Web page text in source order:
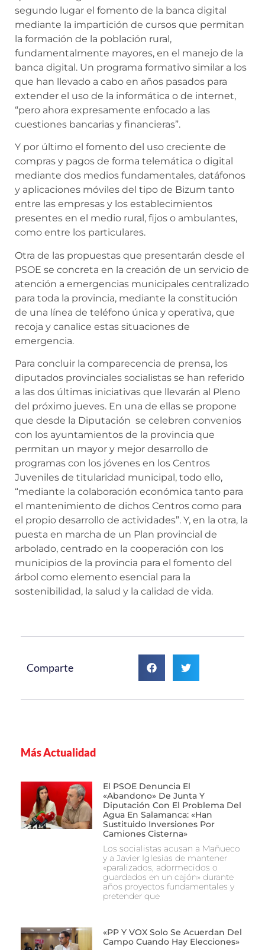
segundo lugar el fomento de la banca digital
mediante la impartición de cursos que permitan
la formación de la población rural,
fundamentalmente mayores, en el manejo de la
banca digital. Un programa formativo similar a los
que han llevado a cabo en años pasados para
extender el uso de la informática o de internet,
“pero ahora expresamente enfocado a las
cuestiones bancarias y financieras”.
Y por último el fomento del uso creciente de
compras y pagos de forma telemática o digital
mediante dos medios fundamentales, datáfonos
y aplicaciones móviles del tipo de Bizum tanto
entre las empresas y los establecimientos
presentes en el medio rural, fijos o ambulantes,
como entre los particulares.
Otra de las propuestas que presentarán desde el
PSOE se concreta en la creación de un servicio de
atención a emergencias municipales centralizado
para toda la provincia, mediante la constitución
de una línea de teléfono única y operativa, que
recoja y canalice estas situaciones de
emergencia.
Para concluir la comparecencia de prensa, los
diputados provinciales socialistas se han referido
a las dos últimas iniciativas que llevarán al Pleno
del próximo jueves. En una de ellas se propone
que desde la Diputación se celebren convenios
con los ayuntamientos de la provincia que
permitan un mayor y mejor desarrollo de
programas con los jóvenes en los Centros
Juveniles de titularidad municipal, todo ello,
“mediante la colaboración económica tanto para
el mantenimiento de dichos Centros como para
el propio desarrollo de actividades”. Y, en la otra, la
puesta en marcha de un Plan provincial de
arbolado, centrado en la cooperación con los
municipios de la provincia para el fomento del
árbol como elemento esencial para la
sostenibilidad, la salud y la calidad de vida.
Comparte
Más Actualidad
El PSOE Denuncia El
«abandono» De Junta Y
Diputación Con El Problema Del
Agua En Salamanca: «Han
Sustituido Inversiones Por
Camiones Cisterna»
Los socialistas acusan a Mañueco
y a Javier Iglesias de mantener
«paralizados, adormecidos o
guardados en un cajón» durante
años proyectos fundamentales y
pretender que
«PP Y VOX Solo Se Acuerdan Del
Campo Cuando Hay Elecciones»